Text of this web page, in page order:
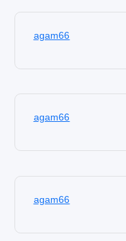
agam66
agam66
agam66